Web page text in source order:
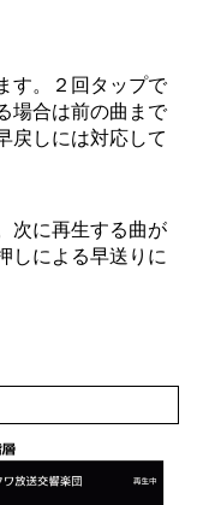
す。２回タップで
場合は前の曲まで
戻しには対応して
次に再生する曲が
しによる早送りに